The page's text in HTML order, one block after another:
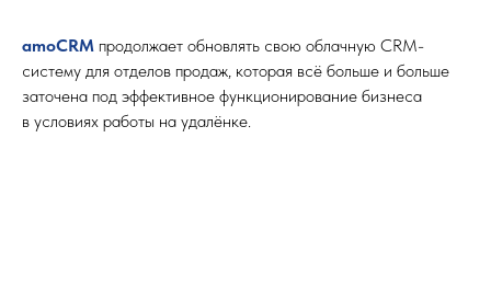
amoCRM продолжает обновлять свою облачную CRM-
систему для отделов продаж, которая всё больше и больше
заточена под эффективное функционирование бизнеса
в условиях работы на удалёнке.